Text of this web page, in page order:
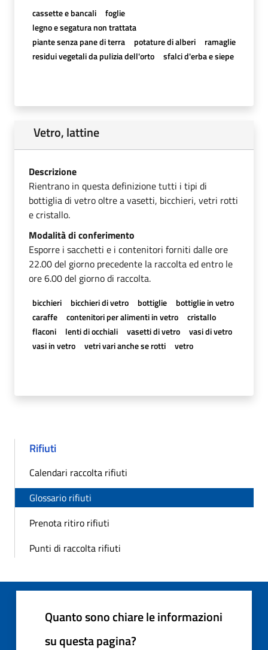
cassette e bancali
foglie
legno e segatura non trattata
piante senza pane di terra
potature di alberi
ramaglie
residui vegetali da pulizia dell'orto
sfalci d'erba e siepe
Vetro, lattine
Descrizione
Rientrano in questa definizione tutti i tipi di
bottiglia di vetro oltre a vasetti, bicchieri, vetri rotti
e cristallo.
Modalità di conferimento
Esporre i sacchetti e i contenitori forniti dalle ore
22.00 del giorno precedente la raccolta ed entro le
ore 6.00 del giorno di raccolta.
bicchieri bicchieri di vetro bottiglie
bottiglie in vetro
caraffe
contenitori per alimenti in vetro
cristallo
flaconi
lenti di occhiali vasetti di vetro
vasi di vetro
vasi in vetro
vetri vari anche se rotti vetro
Rifiuti
Calendari raccolta rifiuti
Glossario rifiuti
Prenota ritiro rifiuti
Punti di raccolta rifiuti
Quanto sono chiare le informazioni
su questa pagina?